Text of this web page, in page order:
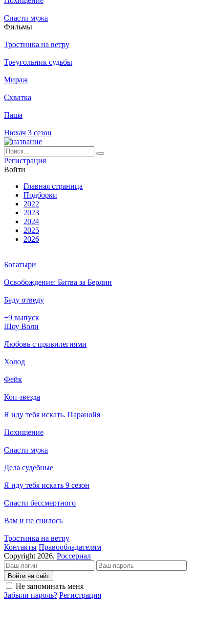
Спасти мужа
Филь­мы
Тростинка на ветру
Треугольник судьбы
Мираж
Схватка
Паша
Нюхач 3 сезон
Ре­ги­ст­ра­ция
Вой­ти
Глав­ная стра­ни­ца
Подборки
2022
2023
2024
2025
2026
Богатыри
Освобождение: Битва за Берлин
Беду отведу
+9 выпуск
Шоу Воли
Любовь с привилегиями
Холод
Фейк
Коп-звезда
Я иду тебя искать. Паранойя
Похищение
Спасти мужа
Дела судебные
Я иду тебя искать 9 сезон
Спасти бессмертного
Вам и не снилось
Тростинка на ветру
Кон­так­ты Пра­во­об­ла­да­те­лям
Copyright 2026, Россериал
Войти на сайт
Не запоминать меня
Забыли пароль? Регистрация